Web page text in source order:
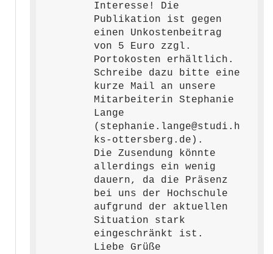
Interesse! Die
Publikation ist gegen
einen Unkostenbeitrag
von 5 Euro zzgl.
Portokosten erhältlich.
Schreibe dazu bitte eine
kurze Mail an unsere
Mitarbeiterin Stephanie
Lange
(stephanie.lange@studi.h
ks-ottersberg.de).
Die Zusendung könnte
allerdings ein wenig
dauern, da die Präsenz
bei uns der Hochschule
aufgrund der aktuellen
Situation stark
eingeschränkt ist.
Liebe Grüße